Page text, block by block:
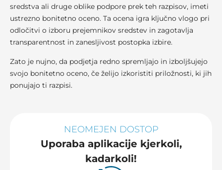
sredstva ali druge oblike podpore prek teh razpisov, imeti
ustrezno bonitetno oceno. Ta ocena igra ključno vlogo pri
odločitvi o izboru prejemnikov sredstev in zagotavlja
transparentnost in zanesljivost postopka izbire.
Zato je nujno, da podjetja redno spremljajo in izboljšujejo
svojo bonitetno oceno, če želijo izkoristiti priložnosti, ki jih
ponujajo ti razpisi.
NEOMEJEN DOSTOP
Uporaba aplikacije kjerkoli,
kadarkoli!